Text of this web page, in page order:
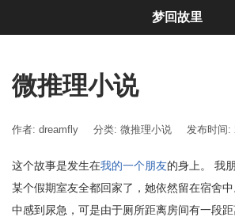
微推理小说
作者: dreamfly 分类: 微推理小说 发布时间:
这个故事是发生在我的一个朋友的身上。 我
某个假期室友全都回家了，她依然留在宿舍
中感到尿急，可是由于厕所距离房间有一段
梦回故里